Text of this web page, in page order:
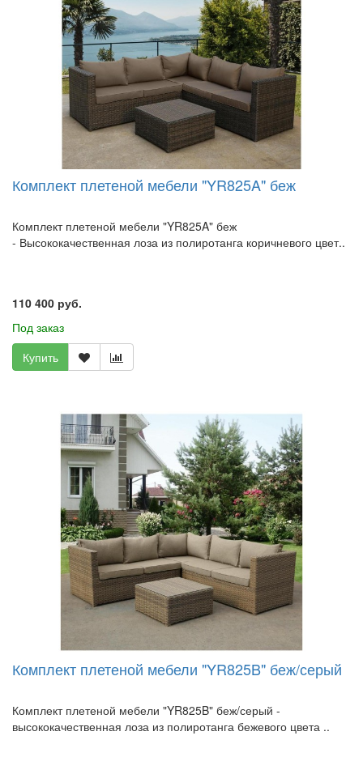
Комплект плетеной мебели "YR825A" беж
Комплект плетеной мебели "YR825A" беж
- Высококачественная лоза из полиротанга коричневого цвет..
110 400 руб.
Под заказ
Купить
Комплект плетеной мебели "YR825B" беж/серый
Комплект плетеной мебели "YR825B" беж/серый -
высококачественная лоза из полиротанга бежевого цвета ..